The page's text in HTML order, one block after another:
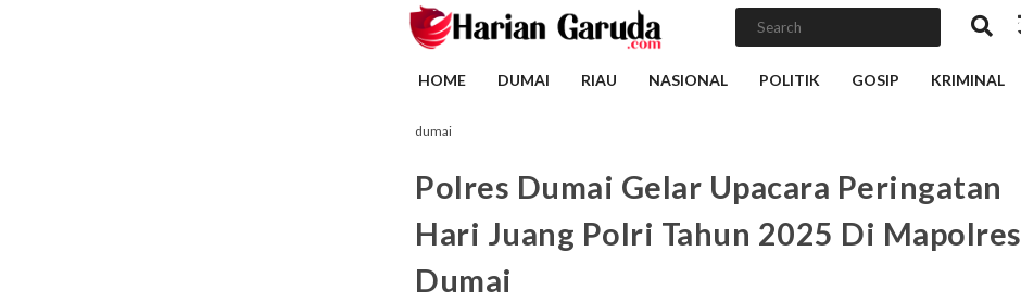
HOME DUMAI RIAU NASIONAL POLITIK GOSIP KRIMINAL
dumai
Polres Dumai Gelar Upacara Peringatan
Hari Juang Polri Tahun 2025 Di Mapolres
Dumai